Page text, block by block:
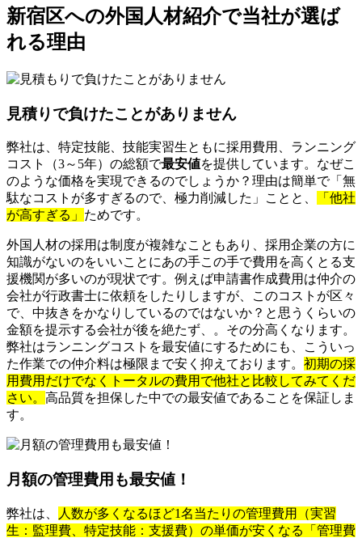
新宿区への外国人材紹介で当社が選ば
れる理由
見積りで負けたことがありません
弊社は、特定技能、技能実習生ともに採用費用、ランニング
コスト（3～5年）の総額で最安値を提供しています。なぜこ
のような価格を実現できるのでしょうか？理由は簡単で「無
駄なコストが多すぎるので、極力削減した」ことと、
「他社
が高すぎる」 ためです。
外国人材の採用は制度が複雑なこともあり、採用企業の方に
知識がないのをいいことにあの手この手で費用を高くとる支
援機関が多いのが現状です。例えば申請書作成費用は仲介の
会社が行政書士に依頼をしたりしますが、このコストが区々
で、中抜きをかなりしているのではないか？と思うくらいの
金額を提示する会社が後を絶たず、。その分高くなります。
弊社はランニングコストを最安値にするためにも、こういっ
た作業での仲介料は極限まで安く抑えております。 初期の採
用費用だけでなくトータルの費用で他社と比較してみてくだ
さい。 高品質を担保した中での最安値であることを保証しま
す。
月額の管理費用も最安値！
弊社は、
人数が多くなるほど1名当たりの管理費用（実習
生：監理費、特定技能：支援費）の単価が安くなる「管理費